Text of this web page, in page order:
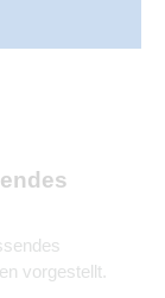
vorgestellt.